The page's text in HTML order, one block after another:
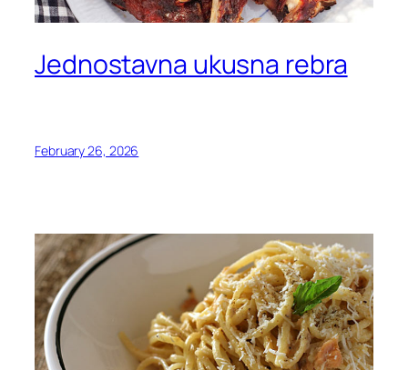
Jednostavna ukusna rebra
February 26, 2026